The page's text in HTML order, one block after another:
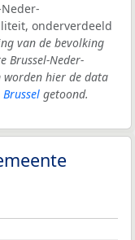
onderverdeeld
van de bevolking
Brussel-Neder-
worden hier de data
getoond.